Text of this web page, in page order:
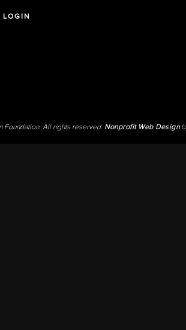
LOGIN
Foundation. All rights reserved. Nonprofit Web Design